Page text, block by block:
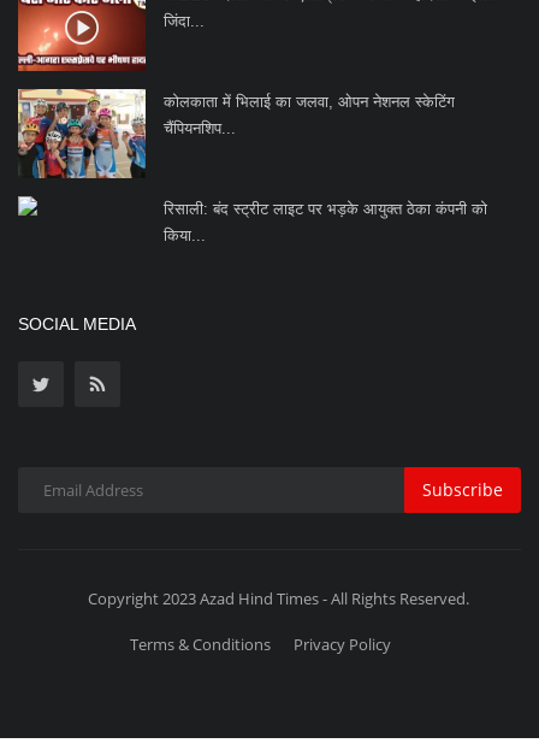
जिंदा...
कोलकाता में भिलाई का जलवा, ओपन नेशनल स्केटिंग
चैंपियनशिप...
रिसाली: बंद स्ट्रीट लाइट पर भड़के आयुक्त ठेका कंपनी को
किया...
SOCIAL MEDIA
Subscribe
Copyright 2023 Azad Hind Times - All Rights Reserved.
Terms & Conditions Privacy Policy